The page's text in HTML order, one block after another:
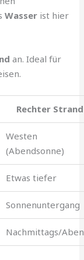
Wasser ist hier
an. Ideal für
Rechter Strand
Westen
(Abendsonne)
Etwas tiefer
Sonnenuntergang
Nachmittags/